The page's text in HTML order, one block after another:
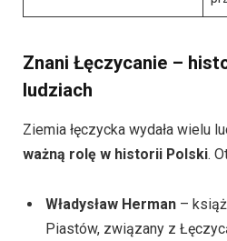
Znani Łęczycanie –
ludziach
Ziemia łęczycka wydała wielu
ważną rolę w historii Polski.
Władysław Herman –
Piastów, związany z